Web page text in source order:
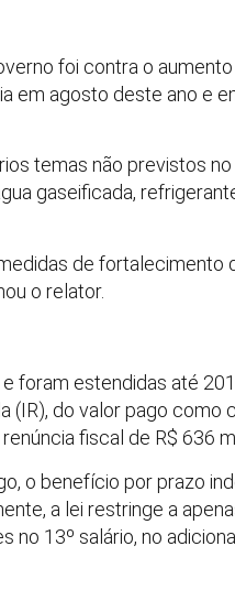
foi contra o
em agosto deste ano e
temas não previstos
gaseificada,
de fortalecimento
o relator.
foram estendidas até
do valor pago como
fiscal de R$ 636
o benefício por prazo
a lei restringe a
13º salário, no